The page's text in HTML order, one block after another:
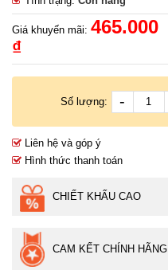
Giá khuyến mãi: 465.000
₫
Số lượng: -
Liên hệ và góp ý
Hình thức thanh toán
CHIẾT KHẤU CAO
CAM KẾT CHÍNH HÃNG